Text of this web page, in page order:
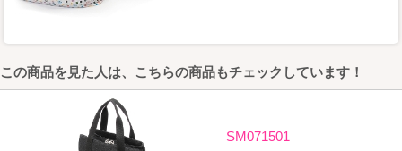
この商品を見た人は、こちらの商品もチェックしています！
SM071501